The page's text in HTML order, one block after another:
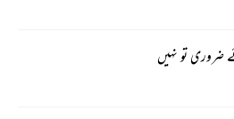
ضروری تو نہیں